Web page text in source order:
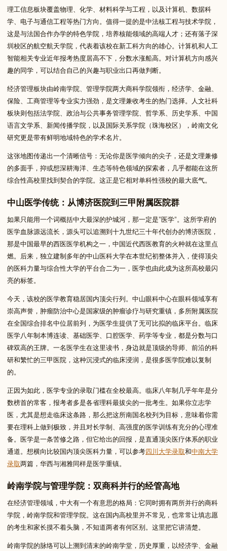
理工信息板块覆盖物理、化学、材料科学与工程，以及计算机、数据科
学、电子与通信工程等热门方向。值得一提的是中法核工程与技术学院，
这是与法国合作办学的特色学院，培养核能领域的高端人才；还有落子深
圳校区的航空航天学院，代表着该校在新工科方向的雄心。计算机和人工
智能相关专业近年报考热度居高不下，分数水涨船高。对计算机方向感兴
趣的同学，可以结合自己的兴趣与职业出口再做判断。
经济管理板块由岭南学院、管理学院两大商科学院领衔，经济学、金融、
保险、工商管理等专业实力强劲，是文理兼收考生的热门选择。人文社科
板块则包括法学院、政治与公共事务管理学院、哲学系、历史学系、中国
语言文学系、新闻传播学院，以及国际关系学院（珠海校区），岭南文化
研究更是带有鲜明地域特色的学术名片。
这张地图传递出一个清晰信号：无论你是医学倾向的尖子，还是文理兼修
的多面手，抑或想深耕海洋、生态等特色领域的探索者，几乎都能在这所
综合性高校里找到契合的学院。这正是它相对单科性强校的最大底气。
中山医学传统：从博济医院到三甲附属医院群
如果只能用一个词概括中大最深的护城河，那一定是”医学”。这所学府的
医学血脉源远流长，源头可以追溯到十九世纪三十年代创办的博济医院，
那是中国最早的西医医学机构之一，中国近代西医教育的火种就在这里点
燃。后来，独立建制多年的中山医科大学在本世纪初整体并入，使得顶尖
的医科力量与综合性大学的平台合二为一，医学也由此成为这所高校最闪
亮的标签。
今天，该校的医学教育稳居国内顶尖行列。中山眼科中心在眼科领域享有
崇高声誉，肿瘤防治中心是国家级的肿瘤诊疗与研究重镇，多所附属医院
在全国综合排名中位居前列，为医学生提供了无可比拟的临床平台。临床
医学八年制本博连读、基础医学、口腔医学、药学等专业，都是分数与口
碑双高的王牌。一名医学生在这里读书，身边就是顶级的导师、前沿的科
研和繁忙的三甲医院，这种沉浸式的临床浸润，是很多医学院难以复制
的。
正因为如此，医学专业的录取门槛在全校最高。临床八年制几乎年年是分
数榜首的常客，报考者多是各省理科最拔尖的一批考生。如果你立志学
医，尤其是想走临床这条路，那么把这所南国名校列为目标，意味着你需
要在理科上做到极致，并且对长学制、高强度的医学训练有充分的心理准
备。医学是一条苦修之路，但它给出的回报，是直通顶尖医疗体系的职业
通道。想横向比较国内顶尖医科力量，可以参考四川大学录取和中南大学
录取两篇，华西与湘雅同样是医学重镇。
岭南学院与管理学院：双商科并行的经管高地
在经济管理领域，中大有一个有意思的格局：它同时拥有两所并行的商科
学院，岭南学院和管理学院。这在国内高校里并不常见，也常常让填志愿
的考生和家长摸不着头脑，不知道两者有何区别。这里把它讲清楚。
岭南学院的脉络可以上溯到清末的岭南学堂，历史厚重，以经济学、金融